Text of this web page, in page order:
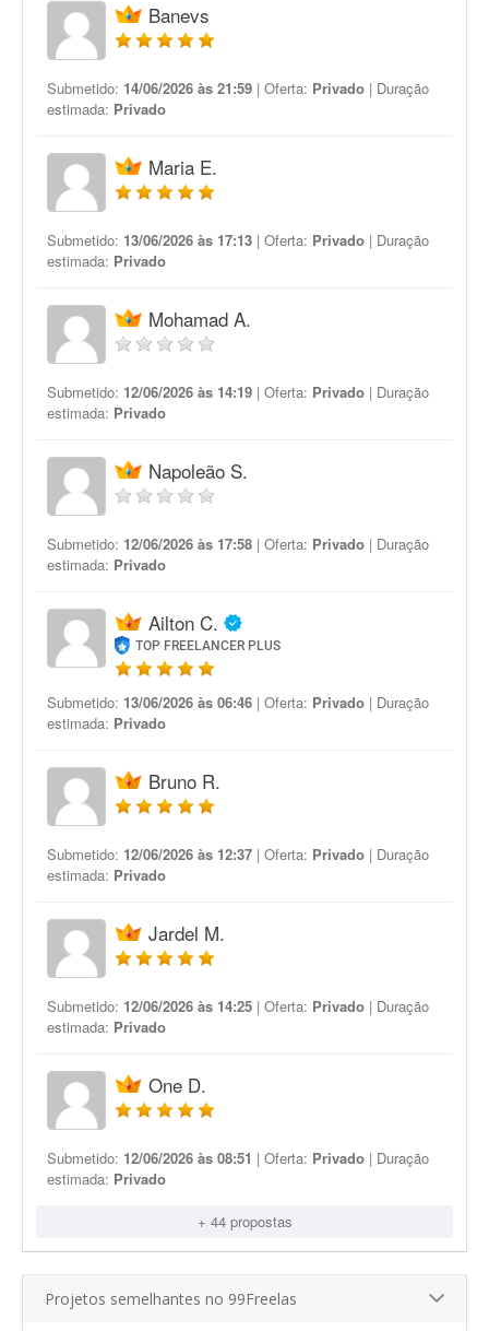
Banevs
Submetido: 14/06/2026 às 21:59 | Oferta: Privado | Duração
estimada: Privado
Maria E.
Submetido: 13/06/2026 às 17:13 | Oferta: Privado | Duração
estimada: Privado
Mohamad A.
Submetido: 12/06/2026 às 14:19 | Oferta: Privado | Duração
estimada: Privado
Napoleão S.
Submetido: 12/06/2026 às 17:58 | Oferta: Privado | Duração
estimada: Privado
Ailton C.
TOP FREELANCER PLUS
Submetido: 13/06/2026 às 06:46 | Oferta: Privado | Duração
estimada: Privado
Bruno R.
Submetido: 12/06/2026 às 12:37 | Oferta: Privado | Duração
estimada: Privado
Jardel M.
Submetido: 12/06/2026 às 14:25 | Oferta: Privado | Duração
estimada: Privado
One D.
Submetido: 12/06/2026 às 08:51 | Oferta: Privado | Duração
estimada: Privado
+ 44 propostas
Projetos semelhantes no 99Freelas